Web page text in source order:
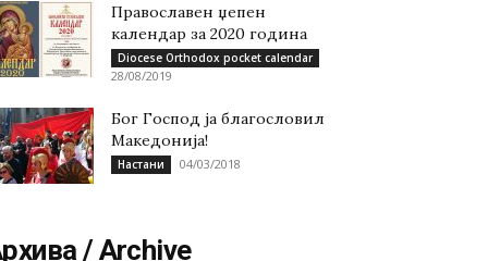
Православен џепен
календар за 2020 година
Diocese Orthodox pocket calendar
28/08/2019
Бог Господ ја благословил
Македонија!
Настани 04/03/2018
/ Archive